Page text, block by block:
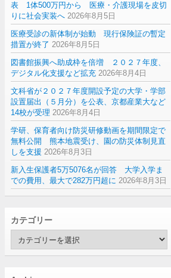
表 1体500万円から 医療・介護現場を皮切
りに社会実装へ 2026年8月5日
医療受診の新体制が始動 現行保険証の暫定
措置が終了 2026年8月5日
図書館振興へ助成枠を倍増 ２０２７年度、
デジタル化支援など拡充 2026年8月4日
文科省が２０２７年度開設予定の大学・学部
設置届出（５月分）を公表、京都産業大など
14校が受理 2026年8月4日
学研、保育者向け防災研修動画を期間限定で
無料公開 熊本地震受け、園の防災体制見直
しを支援 2026年8月3日
新入生保護者5万5076名が回答 大学入学ま
での費用、最大で282万円超に 2026年8月3日
カテゴリー
ゴ